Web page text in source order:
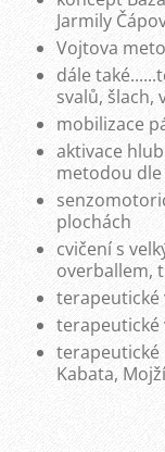
Jarmily
Vojtova
dále
svalů, šlach,
mobilizace
aktivace
metodou dle
plochách
cvičení s
overballem,
terapeutické
terapeutické
terapeutické
Kabata,